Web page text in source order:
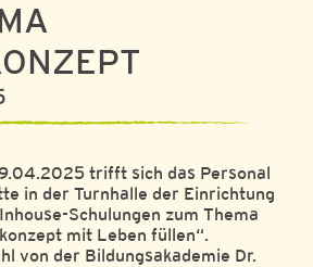
trifft sich das Personal
in der Turnhalle der Einrichtung
Schulungen zum Thema
mit Leben füllen“.
von der Bildungsakademie Dr.